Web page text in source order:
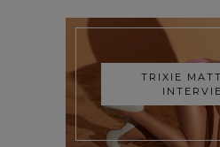
TRIXIE